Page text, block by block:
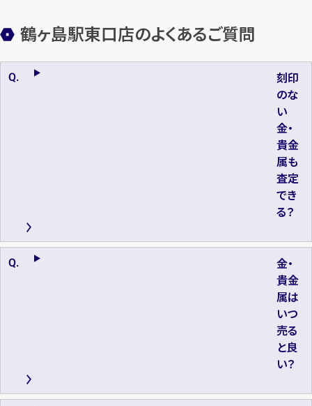
鶴ヶ島駅東口店のよくあるご質問
刻印
のな
い
金・
貴金
属も
査定
でき
る？
金・
貴金
属は
いつ
売る
と良
い？